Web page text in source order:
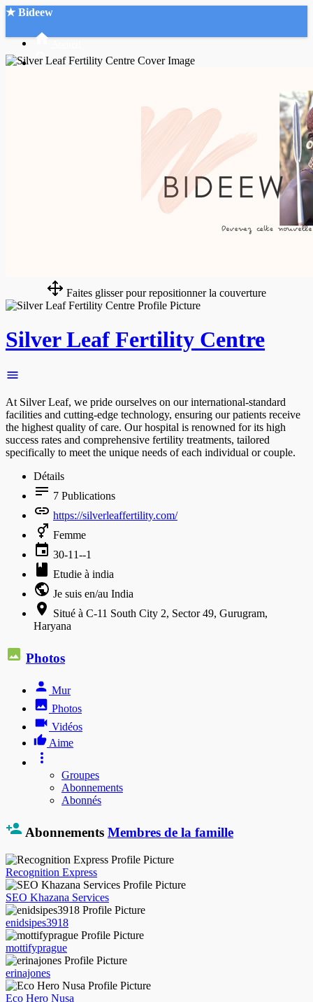
★ Bideew
Faites glisser pour repositionner la couverture
Silver Leaf Fertility Centre
At Silver Leaf, we pride ourselves on our international-standard
facilities and cutting-edge technology, ensuring our patients receive
the highest quality of care. Our hospital is renowned for its high
success rates and comprehensive fertility treatments, tailored
specifically to meet the unique needs of each individual or couple.
Détails
7 Publications
https://silverleaffertility.com/
Femme
30-11--1
Etudie à india
Je suis en/au India
Situé à C-11 South City 2, Sector 49, Gurugram,
Haryana
Photos
Mur
Photos
Vidéos
Aime
Groupes
Abonnements
Abonnés
Abonnements Membres de la famille
Recognition Express
SEO Khazana Services
enidsipes3918
mottifyprague
erinajones
Eco Hero Nusa